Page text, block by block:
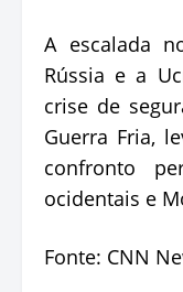
A escalada
Rússia e a
crise de
Guerra Fria,
confronto
ocidentais e
Fonte: CNN